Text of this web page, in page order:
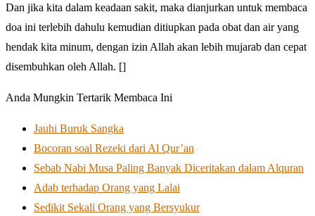
Dan jika kita dalam keadaan sakit, maka dianjurkan untuk membaca
doa ini terlebih dahulu kemudian ditiupkan pada obat dan air yang
hendak kita minum, dengan izin Allah akan lebih mujarab dan cepat
disembuhkan oleh Allah. []
Anda Mungkin Tertarik Membaca Ini
Jauhi Buruk Sangka
Bocoran soal Rezeki dari Al Qur’an
Sebab Nabi Musa Paling Banyak Diceritakan dalam Alquran
Adab terhadap Orang yang Lalai
Sedikit Sekali Orang yang Bersyukur